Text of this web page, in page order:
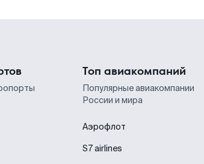
Топ авиакомпаний
Популярные авиакомпании
России и мира
Аэрофлот
S7 airlines